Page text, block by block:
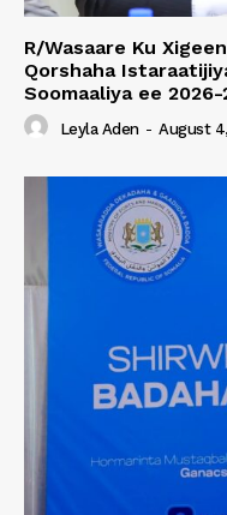
R/Wasaare Ku
Qorshaha
Soomaaliya ee 2026-
Leyla Aden - August